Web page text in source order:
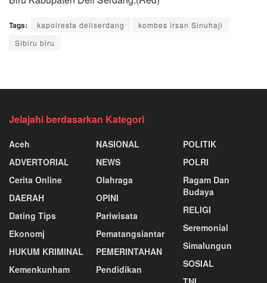
Tags: kapolresta deliserdang
kombes irsan Sinuhaji
Sibiru biru
Jelajahi berdasarkan Kategori
Aceh
ADVERTORIAL
Cerita Online
DAERAH
Dating Tips
Ekonomj
HUKUM KRIMINAL
Kemenkunham
NASIONAL
NEWS
Olahraga
OPINI
Pariwisata
Pematangsiantar
PEMERINTAHAN
Pendidikan
POLITIK
POLRI
Ragam Dan
Budaya
RELIGI
Seremonial
Simalungun
SOSIAL